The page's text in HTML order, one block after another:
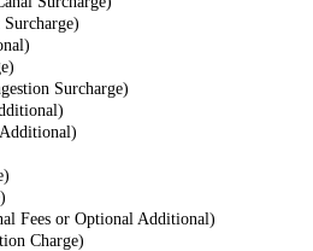
Surcharge)
Fees or Optional Additional)
Charge)